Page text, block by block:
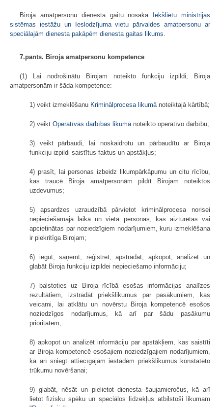
Biroja amatpersonu dienesta gaitu nosaka
Iekšlietu ministrijas
sistēmas iestāžu un Ieslodzījuma vietu pārvaldes amatpersonu ar
speciālajām dienesta pakāpēm dienesta gaitas likums
7.pants. Biroja amatpersonu kompetence
(1) Lai nodrošinātu Birojam noteikto funkciju izpildi, Biroja
amatpersonām ir šāda kompetence:
1) veikt izmeklēšanu Kriminālprocesa likumā noteiktajā kārtībā;
2) veikt Operatīvās darbības likumā noteikto operatīvo darbību;
3) veikt pārbaudi, lai noskaidrotu un pārbaudītu ar Biroja
funkciju izpildi saistītus faktus un apstākļus;
4) prasīt, lai personas izbeidz likumpārkāpumu un citu rīcību,
kas traucē Biroja amatpersonām pildīt Birojam noteiktos
uzdevumus;
5) apsardzes uzraudzībā pārvietot kriminālprocesa norisei
nepieciešamajā laikā un vietā personas, kas aizturētas vai
apcietinātas par noziedzīgiem nodarījumiem, kuru izmeklēšana
ir piekritīga Birojam;
6) iegūt, saņemt, reģistrēt, apstrādāt, apkopot, analizēt un
glabāt Biroja funkciju izpildei nepieciešamo informāciju;
7) balstoties uz Biroja rīcībā esošas informācijas analīzes
rezultātiem, izstrādāt priekšlikumus par pasākumiem, kas
veicami, lai atklātu un novērstu Biroja kompetencē esošos
noziedzīgos nodarījumus, kā arī par šādu pasākumu
prioritātēm;
8) apkopot un analizēt informāciju par apstākļiem, kas saistīti
ar Biroja kompetencē esošajiem noziedzīgajiem nodarījumiem,
kā arī sniegt attiecīgajām iestādēm priekšlikumus konstatēto
trūkumu novēršanai;
9) glabāt, nēsāt un pielietot dienesta šaujamieročus, kā arī
lietot fizisku spēku un speciālos līdzekļus atbilstoši likumam